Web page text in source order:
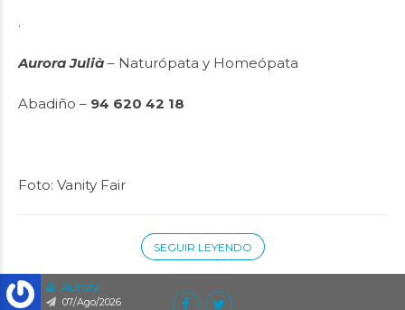
Aurora
07/Ago/2026
.
Aurora Julià – Naturópata y Homeópata
Abadiño – 94 620 42 18
Foto: Vanity Fair
SEGUIR LEYENDO